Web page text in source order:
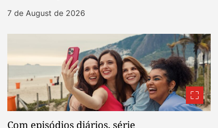
7 de August de 2026
Com episódios diários, série